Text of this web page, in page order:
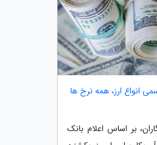
انواع ارز، همه نرخ ها
بر اساس اعلام بانک